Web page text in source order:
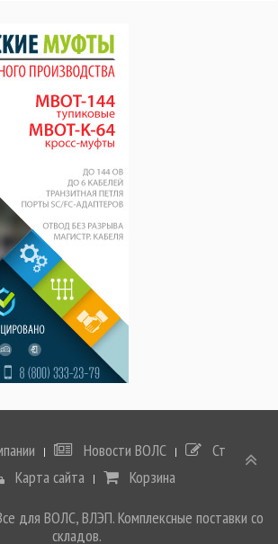
Новости ВОЛС
Статьи
Карта сайта
Корзина
для ВОЛС, ВЛЭП. Комплексные поставки со
складов.